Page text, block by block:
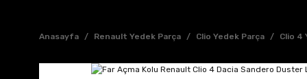
Anasayfa Renault Yedek Parça Clio Yedek Parça Clio 4